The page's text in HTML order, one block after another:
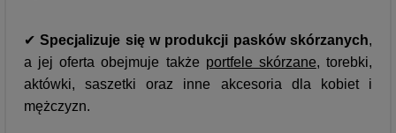
✔ Specjalizuje się w produkcji pasków skórzanych,
a jej oferta obejmuje także portfele skórzane, torebki,
aktówki, saszetki oraz inne akcesoria dla kobiet i
mężczyzn.